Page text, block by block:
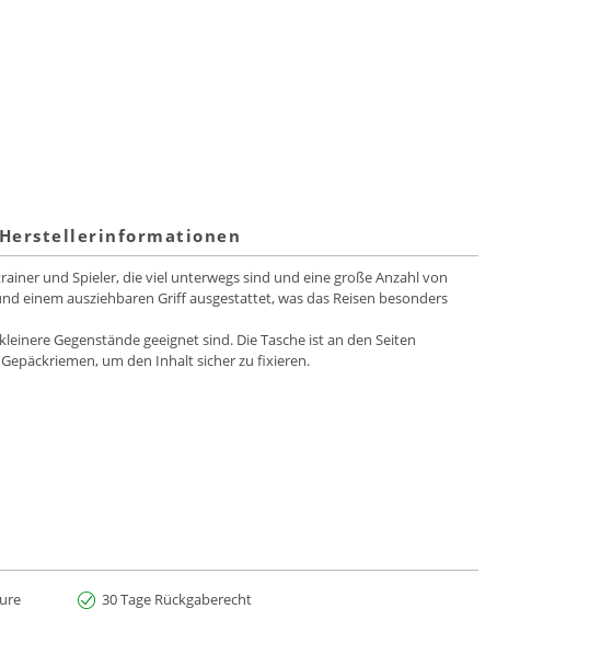
Herstellerinformationen
und Spieler, die viel unterwegs sind und eine große Anzahl von
einem ausziehbaren Griff ausgestattet, was das Reisen besonders
Gegenstände geeignet sind. Die Tasche ist an den Seiten
um den Inhalt sicher zu fixieren.
30 Tage Rückgaberecht